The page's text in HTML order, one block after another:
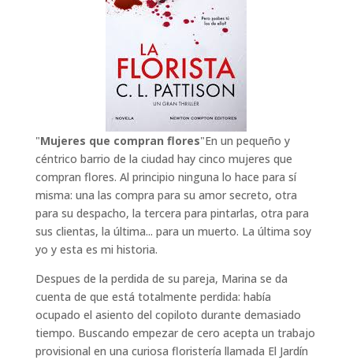
"Mujeres que compran flores"En un pequeño y
céntrico barrio de la ciudad hay cinco mujeres que
compran flores. Al principio ninguna lo hace para sí
misma: una las compra para su amor secreto, otra
para su despacho, la tercera para pintarlas, otra para
sus clientas, la última... para un muerto. La última soy
yo y esta es mi historia.
Despues de la perdida de su pareja, Marina se da
cuenta de que está totalmente perdida: había
ocupado el asiento del copiloto durante demasiado
tiempo. Buscando empezar de cero acepta un trabajo
provisional en una curiosa floristería llamada El Jardín